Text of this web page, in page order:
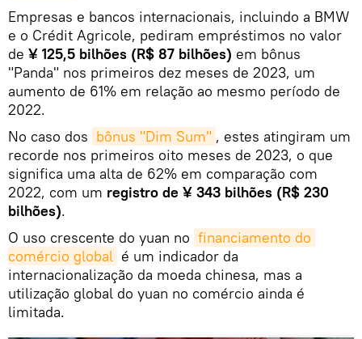
Empresas e bancos internacionais, incluindo a BMW
e o Crédit Agricole, pediram empréstimos no valor
de ¥ 125,5 bilhões (R$ 87 bilhões) em bônus
"Panda" nos primeiros dez meses de 2023, um
aumento de 61% em relação ao mesmo período de
2022.
No caso dos bônus "Dim Sum" , estes atingiram um
recorde nos primeiros oito meses de 2023, o que
significa uma alta de 62% em comparação com
2022, com um registro de ¥ 343 bilhões (R$ 230
bilhões).
O uso crescente do yuan no financiamento do
comércio global é um indicador da
internacionalização da moeda chinesa, mas a
utilização global do yuan no comércio ainda é
limitada.